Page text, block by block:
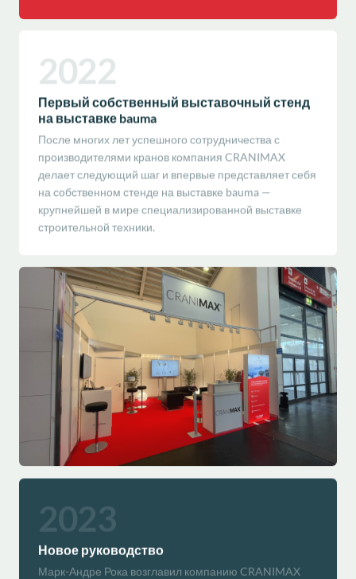
2022
Первый собственный выставочный стенд
на выставке bauma
После многих лет успешного сотрудничества с
производителями кранов компания CRANIMAX
делает следующий шаг и впервые представляет себя
на собственном стенде на выставке bauma —
крупнейшей в мире специализированной выставке
строительной техники.
2023
Новое руководство
Марк-Андре Рока возглавил компанию CRANIMAX